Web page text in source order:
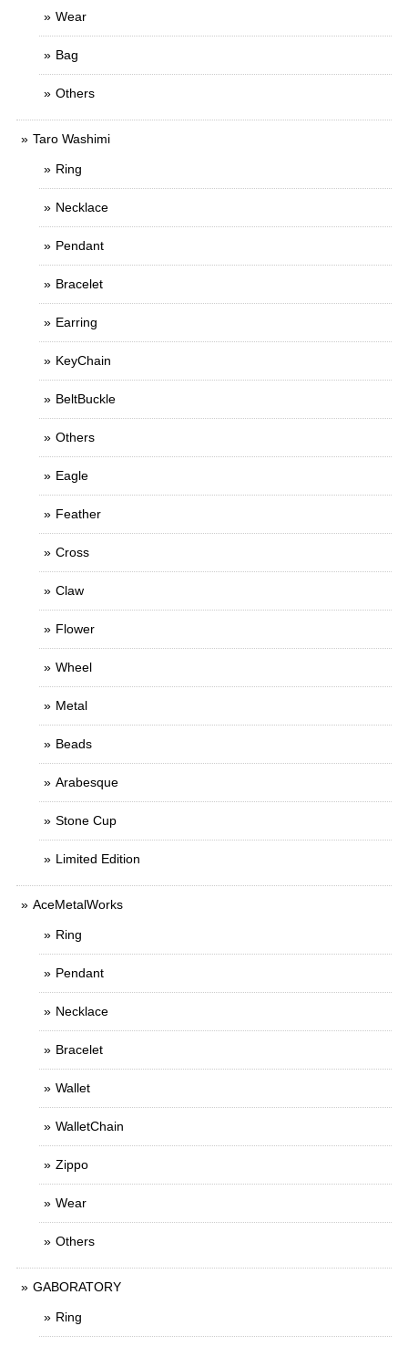
Wear
Bag
Others
Taro Washimi
Ring
Necklace
Pendant
Bracelet
Earring
KeyChain
BeltBuckle
Others
Eagle
Feather
Cross
Claw
Flower
Wheel
Metal
Beads
Arabesque
Stone Cup
Limited Edition
AceMetalWorks
Ring
Pendant
Necklace
Bracelet
Wallet
WalletChain
Zippo
Wear
Others
GABORATORY
Ring